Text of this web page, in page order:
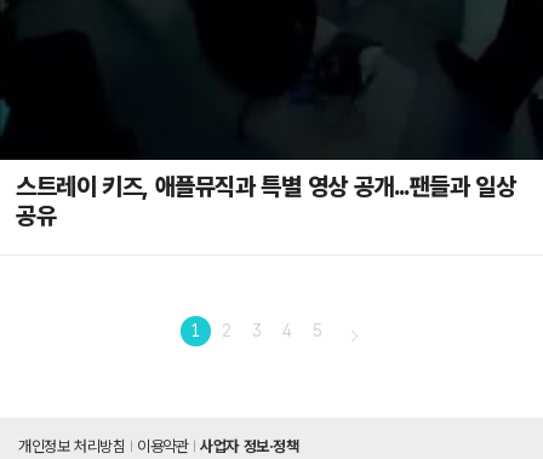
스트레이 키즈, 애플뮤직과 특별 영상 공개...팬들과 일상
공유
1 2 3 4 5
개인정보 처리방침 이용약관 사업자 정보·정책